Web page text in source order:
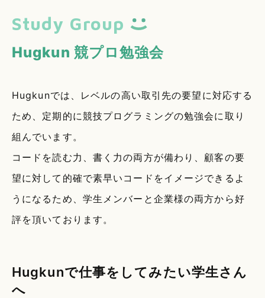
Study Group
Hugkun 競プロ勉強会
Hugkunでは、レベルの高い取引先の要望に対応する
ため、定期的に競技プログラミングの勉強会に取り
組んでいます。
コードを読む力、書く力の両方が備わり、顧客の要
望に対して的確で素早いコードをイメージできるよ
うになるため、学生メンバーと企業様の両方から好
評を頂いております。
Hugkunで仕事をしてみたい学生さん
へ